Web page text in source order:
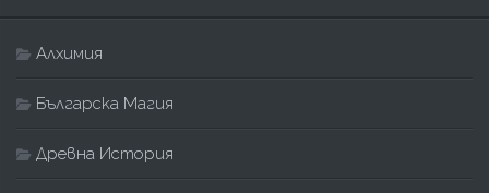
Алхимия
Българска Магия
Древна История